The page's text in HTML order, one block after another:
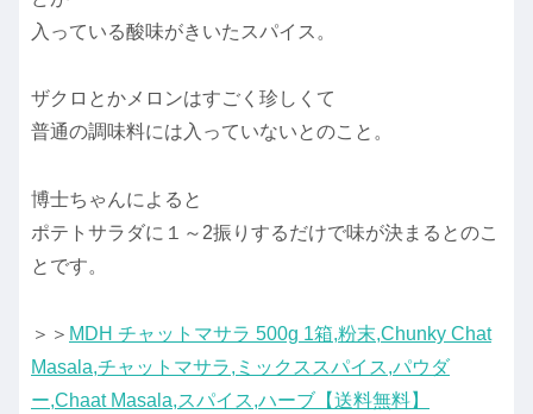
入っている酸味がきいたスパイス。
ザクロとかメロンはすごく珍しくて
普通の調味料には入っていないとのこと。
博士ちゃんによると
ポテトサラダに１～2振りするだけで味が決まるとのこ
とです。
＞＞ MDH チャットマサラ 500g 1箱,粉末,Chunky Chat
Masala,チャットマサラ,ミックススパイス,パウダ
ー,Chaat Masala,スパイス,ハーブ【送料無料】